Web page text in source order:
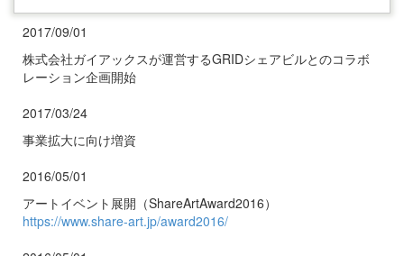
2017/09/01
株式会社ガイアックスが運営するGRIDシェアビルとのコラボ
レーション企画開始
2017/03/24
事業拡大に向け増資
2016/05/01
アートイベント展開（ShareArtAward2016）
https://www.share-art.jp/award2016/